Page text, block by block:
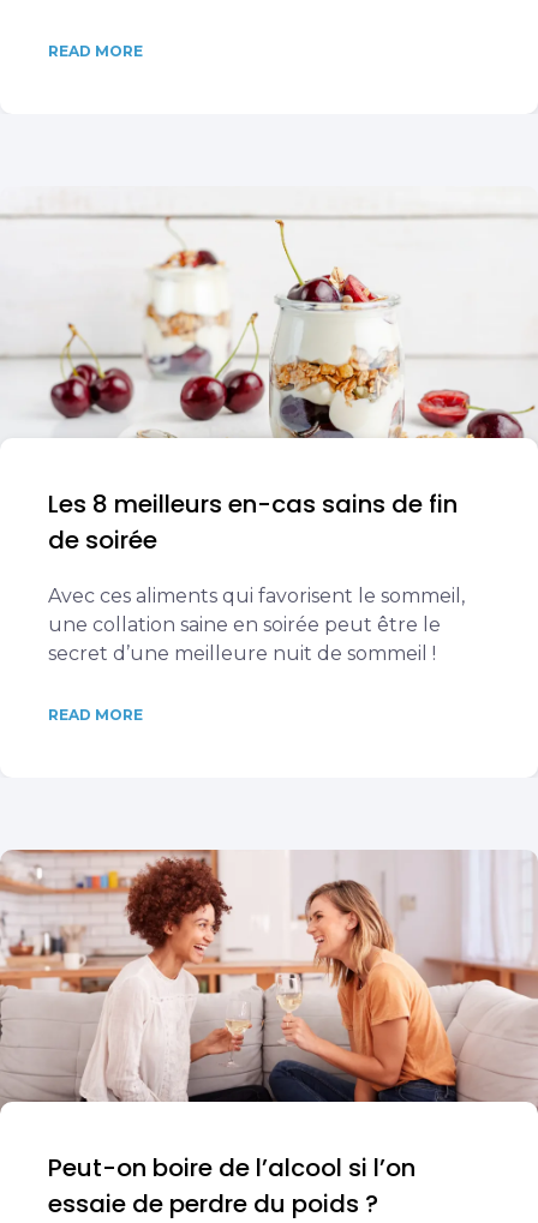
READ MORE
Les 8 meilleurs en-cas sains de fin
de soirée
Avec ces aliments qui favorisent le sommeil,
une collation saine en soirée peut être le
secret d’une meilleure nuit de sommeil !
READ MORE
Peut-on boire de l’alcool si l’on
essaie de perdre du poids ?